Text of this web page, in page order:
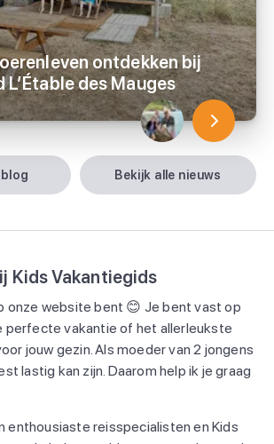
blog bekijk alle nieuws
ontdekken bij
L’Étable des Mauges
Kids Vakantiegids
onze website bent 😊 Je bent vast op
perfecte vakantie of het allerleukste
jouw gezin. Als moeder van 2 jongens
lastig kan zijn. Daarom help ik je graag
enthousiaste reisspecialisten en Kids